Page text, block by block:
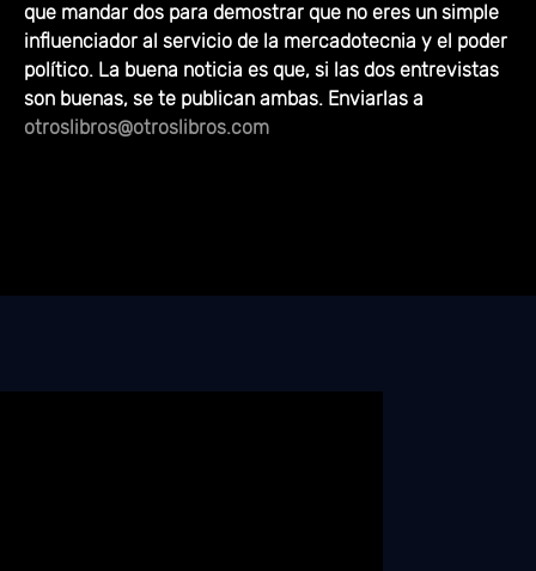
que mandar dos para demostrar que no eres un simple
influenciador al servicio de la mercadotecnia y el poder
político. La buena noticia es que, si las dos entrevistas
son buenas, se te publican ambas. Enviarlas a
otroslibros@otroslibros.com